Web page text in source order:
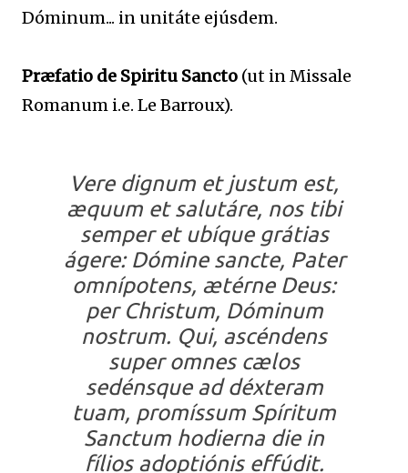
Dóminum... in unitáte ejúsdem.
Præfatio de Spiritu Sancto (ut in Missale
Romanum i.e. Le Barroux).
Vere dignum et justum est,
æquum et salutáre, nos tibi
semper et ubíque grátias
ágere: Dómine sancte, Pater
omnípotens, ætérne Deus:
per Christum, Dóminum
nostrum. Qui, ascéndens
super omnes cælos
sedénsque ad déxteram
tuam, promíssum Spíritum
Sanctum hodierna die in
fílios adoptiónis effúdit.